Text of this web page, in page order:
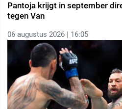
Pantoja krijgt in september
tegen Van
06 augustus 2026 | 16:05